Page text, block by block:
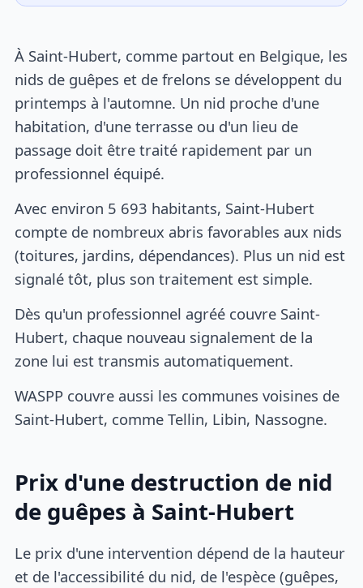
À Saint-Hubert, comme partout en Belgique, les
nids de guêpes et de frelons se développent du
printemps à l'automne. Un nid proche d'une
habitation, d'une terrasse ou d'un lieu de
passage doit être traité rapidement par un
professionnel équipé.
Avec environ 5 693 habitants, Saint-Hubert
compte de nombreux abris favorables aux nids
(toitures, jardins, dépendances). Plus un nid est
signalé tôt, plus son traitement est simple.
Dès qu'un professionnel agréé couvre Saint-
Hubert, chaque nouveau signalement de la
zone lui est transmis automatiquement.
WASPP couvre aussi les communes voisines de
Saint-Hubert, comme Tellin, Libin, Nassogne.
Prix d'une destruction de nid
de guêpes à Saint-Hubert
Le prix d'une intervention dépend de la hauteur
et de l'accessibilité du nid, de l'espèce (guêpes,